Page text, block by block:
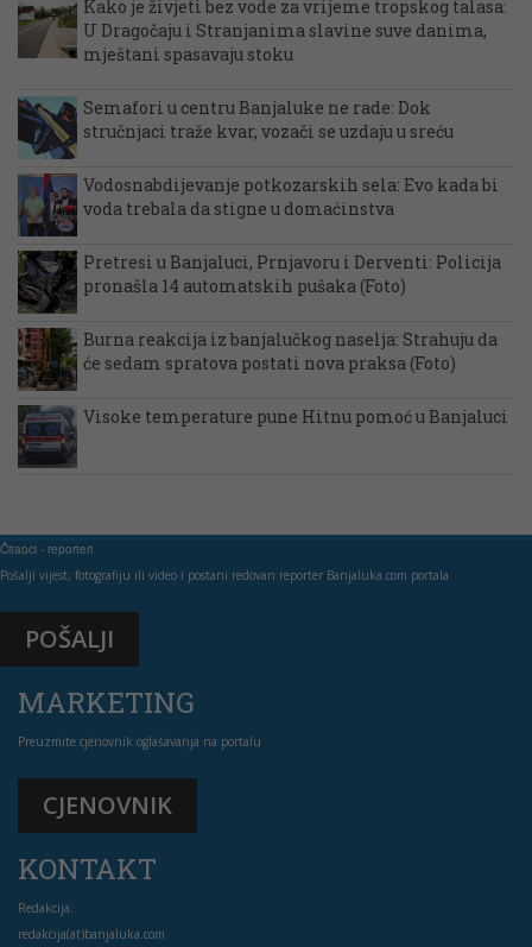
Kako je živjeti bez vode za vrijeme tropskog talasa:
U Dragočaju i Stranjanima slavine suve danima,
mještani spasavaju stoku
Semafori u centru Banjaluke ne rade: Dok
stručnjaci traže kvar, vozači se uzdaju u sreću
Vodosnabdijevanje potkozarskih sela: Evo kada bi
voda trebala da stigne u domaćinstva
Pretresi u Banjaluci, Prnjavoru i Derventi: Policija
pronašla 14 automatskih pušaka (Foto)
Burna reakcija iz banjalučkog naselja: Strahuju da
će sedam spratova postati nova praksa (Foto)
Visoke temperature pune Hitnu pomoć u Banjaluci
Čitaoci - reporteri
Pošalji vijest, fotografiju ili video i postani redovan reporter Banjaluka.com portala
POŠALJI
MARKETING
Preuzmite cjenovnik oglašavanja na portalu
CJENOVNIK
KONTAKT
Redakcija:
redakcija(at)banjaluka.com